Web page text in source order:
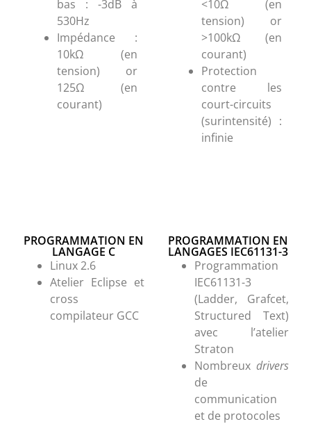
bas : -3dB à
530Hz
Impédance :
10kΩ (en
tension) or
125Ω (en
courant)
<10Ω (en
tension) or
>100kΩ (en
courant)
Protection
contre les
court-circuits
(surintensité) :
infinie
PROGRAMMATION EN
LANGAGE C
Linux 2.6
Atelier Eclipse et
cross
compilateur GCC
PROGRAMMATION EN
LANGAGES IEC61131-3
Programmation
IEC61131-3
(Ladder, Grafcet,
Structured Text)
avec l’atelier
Straton
Nombreux drivers
de
communication
et de protocoles